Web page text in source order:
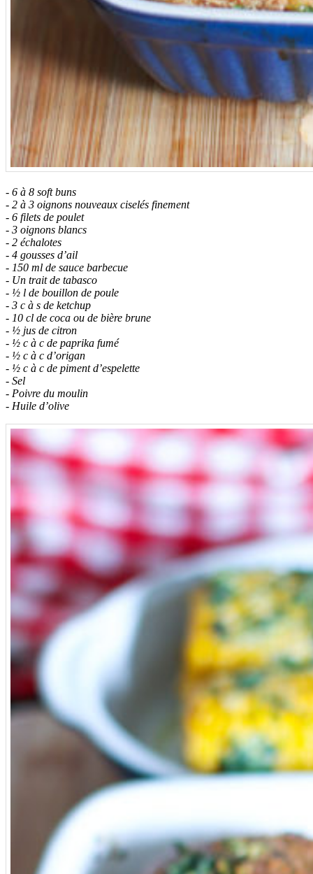
- 6 à 8 soft buns
- 2 à 3 oignons nouveaux ciselés finement
- 6 filets de poulet
- 3 oignons blancs
- 2 échalotes
- 4 gousses d’ail
- 150 ml de sauce barbecue
- Un trait de tabasco
- ½ l de bouillon de poule
- 3 c à s de ketchup
- 10 cl de coca ou de bière brune
- ½ jus de citron
- ½ c à c de paprika fumé
- ½ c à c d’origan
- ½ c à c de piment d’espelette
- Sel
- Poivre du moulin
- Huile d’olive